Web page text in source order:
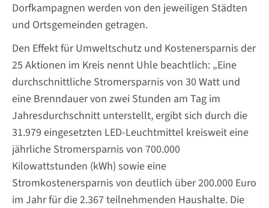
Dorfkampagnen werden von den jeweiligen Städten
und Ortsgemeinden getragen.
Den Effekt für Umweltschutz und Kostenersparnis der
25 Aktionen im Kreis nennt Uhle beachtlich: „Eine
durchschnittliche Stromersparnis von 30 Watt und
eine Brenndauer von zwei Stunden am Tag im
Jahresdurchschnitt unterstellt, ergibt sich durch die
31.979 eingesetzten LED-Leuchtmittel kreisweit eine
jährliche Stromersparnis von 700.000
Kilowattstunden (kWh) sowie eine
Stromkostenersparnis von deutlich über 200.000 Euro
im Jahr für die 2.367 teilnehmenden Haushalte. Die